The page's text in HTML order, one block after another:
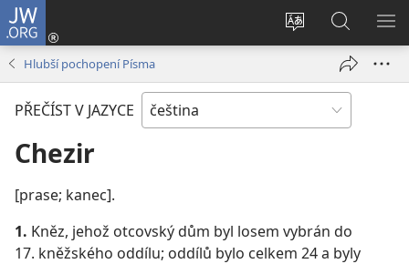
JW.ORG
Změnit
stránek
Přihlásit
se
okno)
Hledat
na
JW.ORG
Hlubší pochopení Písma
PŘEČÍST V JAZYCE
Chezir
[prase; kanec].
1. Kněz, jehož otcovský dům byl losem vybrán do
17. kněžského oddílu; oddílů bylo celkem 24 a byly